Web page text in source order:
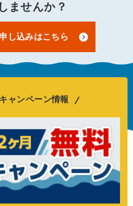
ませんか？
し込みはこちら
ャンペーン情報